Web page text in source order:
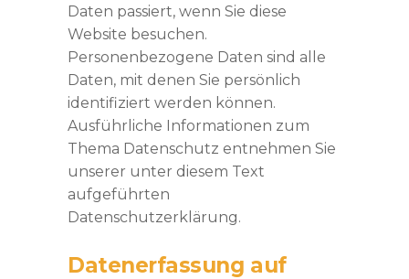
Daten passiert, wenn Sie diese
Website besuchen.
Personenbezogene Daten sind alle
Daten, mit denen Sie persönlich
identifiziert werden können.
Ausführliche Informationen zum
Thema Datenschutz entnehmen Sie
unserer unter diesem Text
aufgeführten
Datenschutzerklärung.
Datenerfassung auf